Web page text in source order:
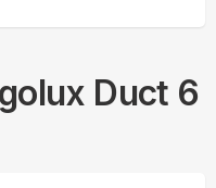
Duct 6